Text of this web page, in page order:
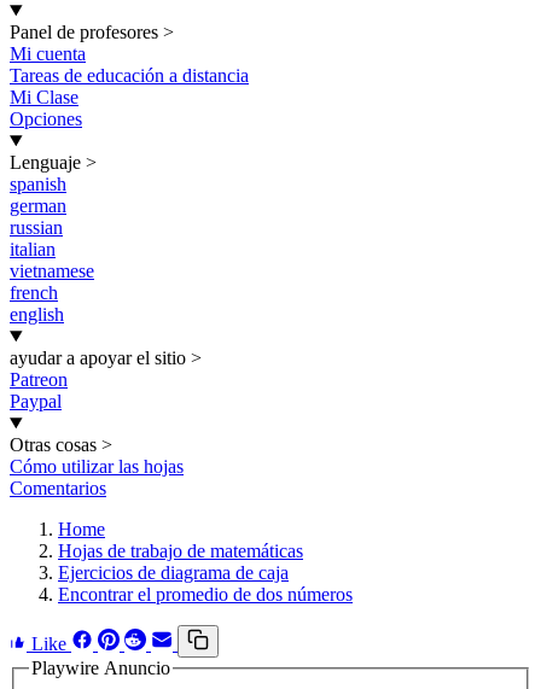
Panel de profesores >
Mi cuenta
Tareas de educación a distancia
Mi Clase
Opciones
Lenguaje >
spanish
german
russian
italian
vietnamese
french
english
ayudar a apoyar el sitio >
Patreon
Paypal
Otras cosas >
Cómo utilizar las hojas
Comentarios
Home
Hojas de trabajo de matemáticas
Ejercicios de diagrama de caja
Encontrar el promedio de dos números
Like
Playwire Anuncio